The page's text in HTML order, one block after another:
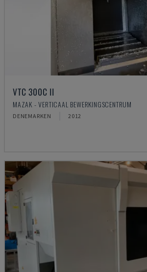
VTC 300C II
MAZAK - VERTICAAL BEWERKINGSCENTRUM
DENEMARKEN 2012